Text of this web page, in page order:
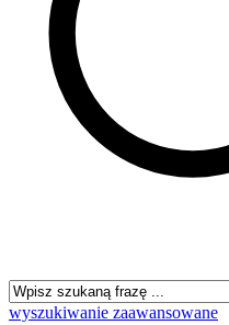
wyszukiwanie zaawansowane